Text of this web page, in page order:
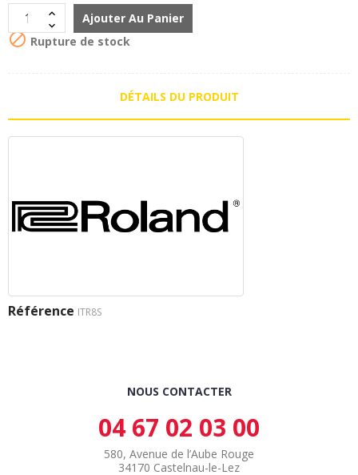
Ajouter Au Panier
 Rupture de stock
DÉTAILS DU PRODUIT
Référence ITR8S
NOUS CONTACTER
04 67 02 03 00
580, Avenue de l’Aube Rouge
34170 Castelnau-le-Lez